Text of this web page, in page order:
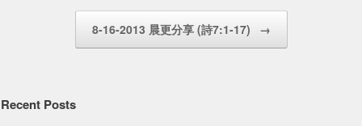
8-16-2013 晨更分享 (詩7:1-17) →
Recent Posts